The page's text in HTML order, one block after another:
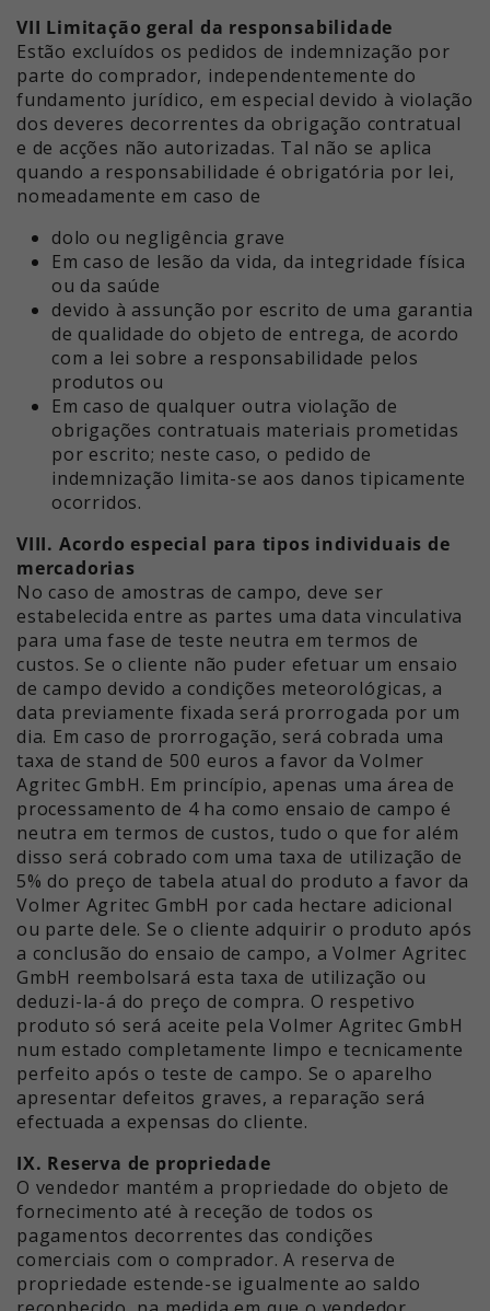
VII Limitação geral da responsabilidade
Estão excluídos os pedidos de indemnização por
parte do comprador, independentemente do
fundamento jurídico, em especial devido à violação
dos deveres decorrentes da obrigação contratual
e de acções não autorizadas. Tal não se aplica
quando a responsabilidade é obrigatória por lei,
nomeadamente em caso de
dolo ou negligência grave
Em caso de lesão da vida, da integridade física
ou da saúde
devido à assunção por escrito de uma garantia
de qualidade do objeto de entrega, de acordo
com a lei sobre a responsabilidade pelos
produtos ou
Em caso de qualquer outra violação de
obrigações contratuais materiais prometidas
por escrito; neste caso, o pedido de
indemnização limita-se aos danos tipicamente
ocorridos.
VIII. Acordo especial para tipos individuais de
mercadorias
No caso de amostras de campo, deve ser
estabelecida entre as partes uma data vinculativa
para uma fase de teste neutra em termos de
custos. Se o cliente não puder efetuar um ensaio
de campo devido a condições meteorológicas, a
data previamente fixada será prorrogada por um
dia. Em caso de prorrogação, será cobrada uma
taxa de stand de 500 euros a favor da Volmer
Agritec GmbH. Em princípio, apenas uma área de
processamento de 4 ha como ensaio de campo é
neutra em termos de custos, tudo o que for além
disso será cobrado com uma taxa de utilização de
5% do preço de tabela atual do produto a favor da
Volmer Agritec GmbH por cada hectare adicional
ou parte dele. Se o cliente adquirir o produto após
a conclusão do ensaio de campo, a Volmer Agritec
GmbH reembolsará esta taxa de utilização ou
deduzi-la-á do preço de compra. O respetivo
produto só será aceite pela Volmer Agritec GmbH
num estado completamente limpo e tecnicamente
perfeito após o teste de campo. Se o aparelho
apresentar defeitos graves, a reparação será
efectuada a expensas do cliente.
IX. Reserva de propriedade
O vendedor mantém a propriedade do objeto de
fornecimento até à receção de todos os
pagamentos decorrentes das condições
comerciais com o comprador. A reserva de
propriedade estende-se igualmente ao saldo